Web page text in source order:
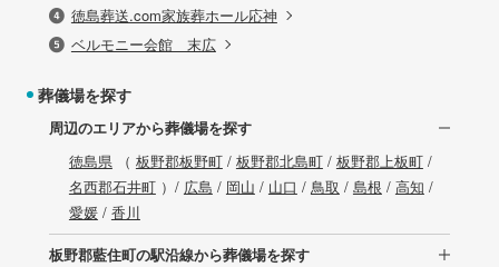
徳島葬送.com家族葬ホール応神
ベルモニー会館 末広
葬儀場を探す
周辺のエリアから葬儀場を探す
徳島県（ 板野郡板野町/ 板野郡北島町/ 板野郡上板町/
名西郡石井町）/ 広島 / 岡山 / 山口 / 鳥取 / 島根 / 高知 /
愛媛/ 香川
板野郡藍住町の駅沿線から葬儀場を探す